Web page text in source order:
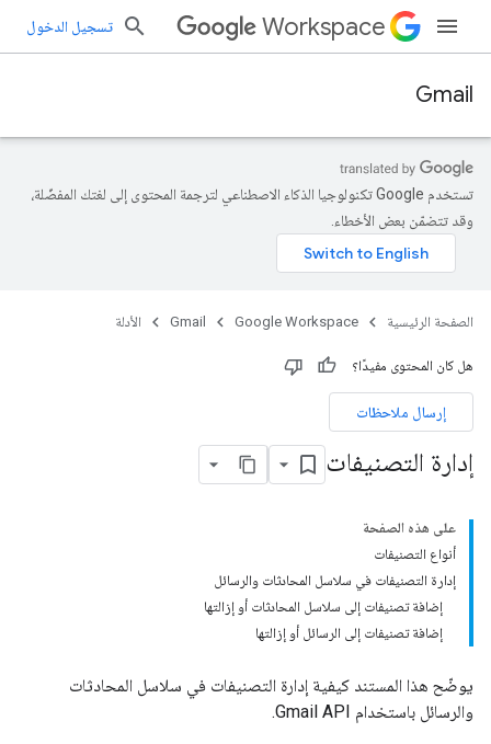
Workspace تسجيل الدخول
Gmail
تستخدم Google تكنولوجيا الذكاء الاصطناعي لترجمة المحتوى إلى لغتك المفضّلة،
وقد تتضمّن بعض الأخطاء.
الصفحة الرئيسية Google Workspace
Gmail الأدلة
هل كان المحتوى مفيدًا؟
إرسال ملاحظات
إدارة التصنيفات
على هذه الصفحة
أنواع التصنيفات
إدارة التصنيفات في سلاسل المحادثات والرسائل
إضافة تصنيفات إلى سلاسل المحادثات أو إزالتها
إضافة تصنيفات إلى الرسائل أو إزالتها
يوضّح هذا المستند كيفية إدارة التصنيفات في سلاسل المحادثات
والرسائل باستخدام Gmail API.